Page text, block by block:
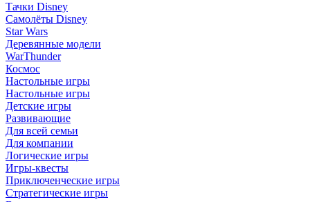
Тачки Disney
Самолёты Disney
Star Wars
Деревянные модели
WarThunder
Космос
Настольные игры
Настольные игры
Детские игры
Развивающие
Для всей семьи
Для компании
Логические игры
Игры-квесты
Приключенческие игры
Стратегические игры